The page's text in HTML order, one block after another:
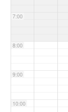
7:00
8:00
9:00
10:00